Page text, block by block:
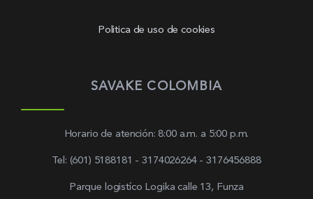
Politica de uso de cookies
SAVAKE COLOMBIA
Horario de atención: 8:00 a.m. a 5:00 p.m.
Tel: (601) 5188181 - 3174026264 - 3176456888
Parque logistíco Logika calle 13, Funza